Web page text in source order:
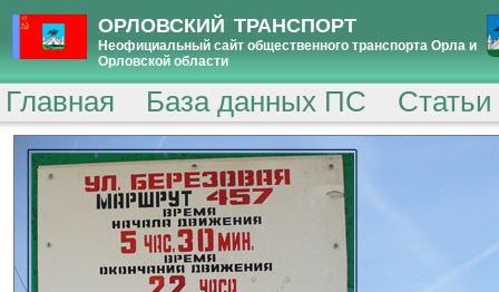
ОРЛОВСКИЙ ТРАНСПОРТ
Неофициальный сайт общественного транспорта Орла и
Орловской области
Главная База данных ПС